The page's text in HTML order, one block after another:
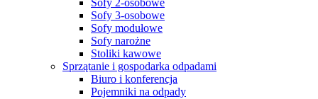
Sofy 3-osobowe
Sofy modułowe
Sofy narożne
Stoliki kawowe
Sprzątanie i gospodarka odpadami
Biuro i konferencja
Pojemniki na odpady